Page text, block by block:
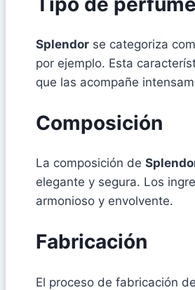
Splendor se categoriza
por ejemplo. Esta
que las acompañe
Composición
La composición de
elegante y segura. Los
armonioso y envolvente.
Fabricación
El proceso de fabricación de